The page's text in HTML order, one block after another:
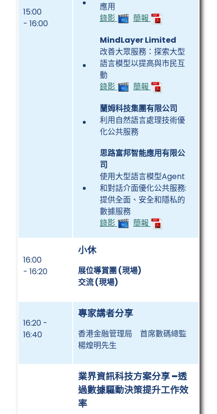
15:00
- 16:00
應用
錄影
簡報
MindLayer Limited
改善大眾服務：探索大型
語言模型以提高與市民互
動
錄影
簡報
蘭姆科技集團有限公司
利用自然語言處理技術優
化公共服務
思路富邦智能應用有限公
司
使用大型語言模型Agent
和對話介面優化公共服務:
提供全面、安全和隱私的
數據服務
錄影
簡報
16:00
- 16:20
小休
展位導賞團 (現場)
交流 (現場)
16:20 -
16:40
專家講者分享
香港金融管理局 首席數碼總監
楊煌明先生
業界資訊科技方案分享–透
過數據驅動決策提升工作效
率